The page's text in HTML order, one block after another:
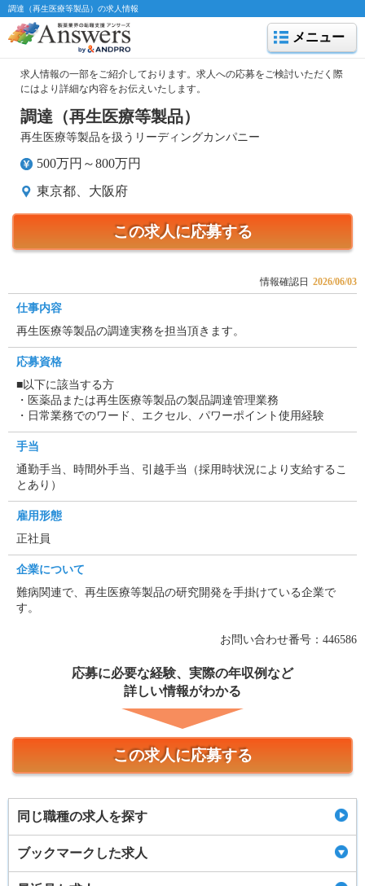
調達（再生医療等製品）の求人情報
メニュー
求人情報の一部をご紹介しております。求人への応募をご検討いただく際
にはより詳細な内容をお伝えいたします。
調達（再生医療等製品）
再生医療等製品を扱うリーディングカンパニー
500万円～800万円
東京都、大阪府
この求人に応募する
情報確認日 2026/06/03
仕事内容
再生医療等製品の調達実務を担当頂きます。
応募資格
■以下に該当する方
・医薬品または再生医療等製品の製品調達管理業務
・日常業務でのワード、エクセル、パワーポイント使用経験
手当
通勤手当、時間外手当、引越手当（採用時状況により支給するこ
とあり）
雇用形態
正社員
企業について
難病関連で、再生医療等製品の研究開発を手掛けている企業で
す。
お問い合わせ番号：446586
応募に必要な経験、実際の年収例など
詳しい情報がわかる
この求人に応募する
同じ職種の求人を探す
ブックマークした求人